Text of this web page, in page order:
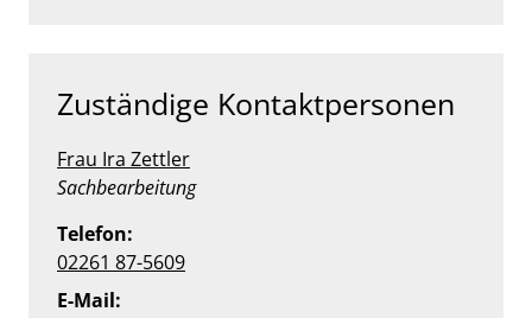
Zuständige Kontaktpersonen
Frau Ira Zettler
Position:
Sachbearbeitung
Telefon:
02261 87-5609
E-Mail: